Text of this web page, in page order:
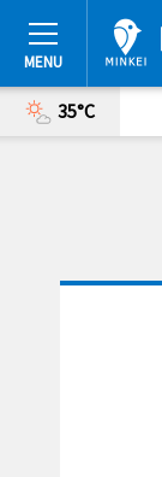
35°C